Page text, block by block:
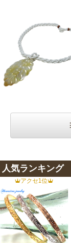
人気ランキング
アクセ1位